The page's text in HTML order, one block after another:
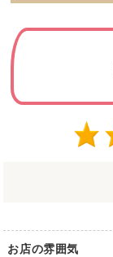
お店の雰囲気